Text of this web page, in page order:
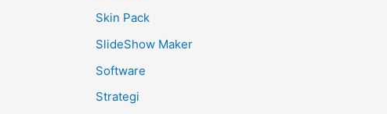
Skin Pack
SlideShow Maker
Software
Strategi